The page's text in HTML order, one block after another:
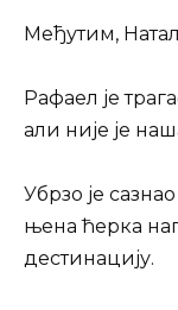
Међутим,
Рафаел је
али није је
Убрзо је
њена ћерка
дестинацију.